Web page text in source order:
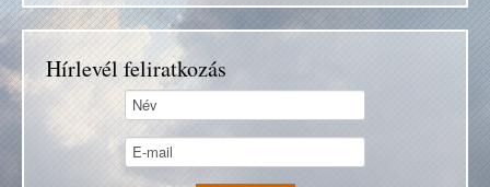
Hírlevél feliratkozás